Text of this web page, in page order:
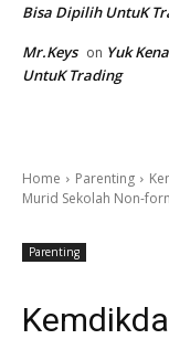
Bisa Dipilih UntuK
Mr.Keys on Yuk
UntuK Trading